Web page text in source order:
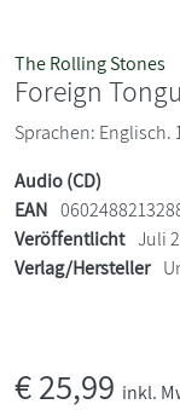
The Rolling Stones
Foreign
Sprachen: Englisch.
Audio (CD)
EAN
Veröffentlicht Juli
Verlag/Hersteller
€25,99 inkl.